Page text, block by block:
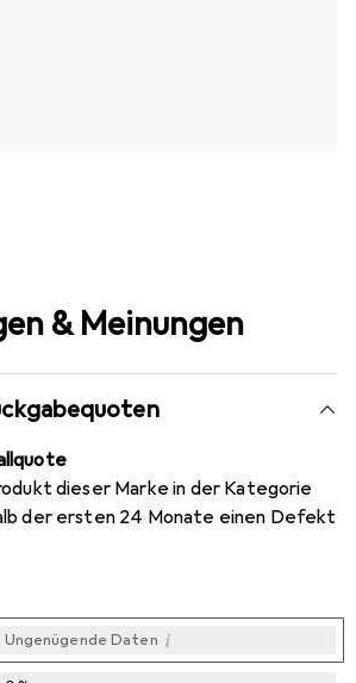
& Meinungen
dieser Marke in der Kategorie
der ersten 24 Monate einen Defekt
Ungenügende Daten i